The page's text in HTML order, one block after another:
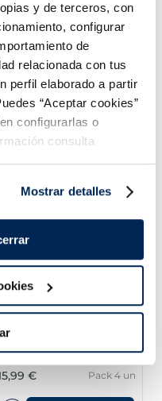
y de terceros, con
configurar
de
relacionada con tus
perfil elaborado a partir
“Aceptar cookies”
configurarlas o
consulta
Mostrar detalles
de 10!
de lluç austral
Premium
Sin espinas
€ Pack 4 un